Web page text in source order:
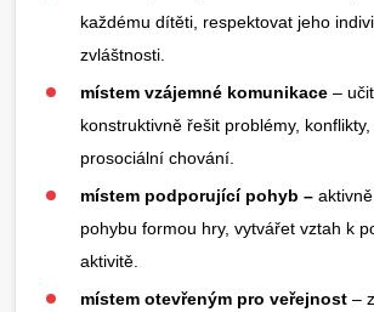
každému dítěti, respektovat jeho
zvláštnosti.
místem vzájemné komunikace –
konstruktivně řešit problémy,
prosociální chování.
místem podporující pohyb –
pohybu formou hry, vytvářet vztah k
aktivitě.
místem otevřeným pro veřejnost –